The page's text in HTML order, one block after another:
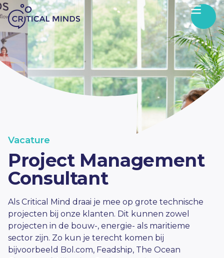
Skip to content
Vacature
Project Management
Consultant
Als Critical Mind draai je mee op grote technische
projecten bij onze klanten. Dit kunnen zowel
projecten in de bouw-, energie- als maritieme
sector zijn. Zo kun je terecht komen bij
bijvoorbeeld Bol.com, Feadship, The Ocean